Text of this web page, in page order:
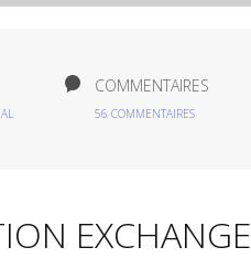
COMMENTAIRES
56 COMMENTAIRES
EXCHANGE